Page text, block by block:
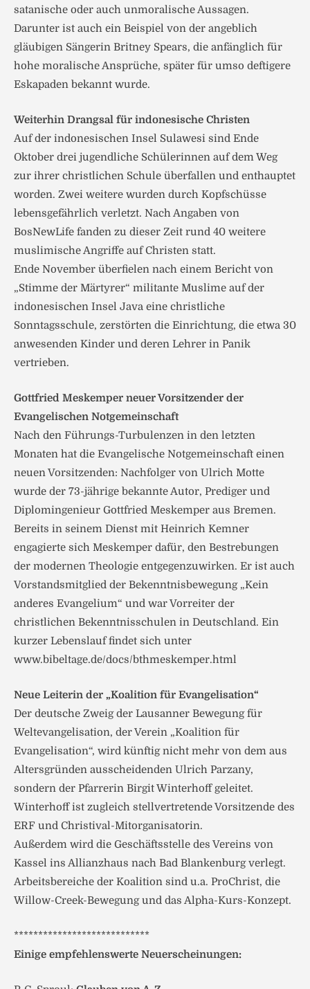
satanische oder auch unmoralische Aussagen.
Darunter ist auch ein Beispiel von der angeblich
gläubigen Sängerin Britney Spears, die anfänglich für
hohe moralische Ansprüche, später für umso deftigere
Eskapaden bekannt wurde.
Weiterhin Drangsal für indonesische Christen
Auf der indonesischen Insel Sulawesi sind Ende
Oktober drei jugendliche Schülerinnen auf dem Weg
zur ihrer christlichen Schule überfallen und enthauptet
worden. Zwei weitere wurden durch Kopfschüsse
lebensgefährlich verletzt. Nach Angaben von
BosNewLife fanden zu dieser Zeit rund 40 weitere
muslimische Angriffe auf Christen statt.
Ende November überfielen nach einem Bericht von
„Stimme der Märtyrer“ militante Muslime auf der
indonesischen Insel Java eine christliche
Sonntagsschule, zerstörten die Einrichtung, die etwa 30
anwesenden Kinder und deren Lehrer in Panik
vertrieben.
Gottfried Meskemper neuer Vorsitzender der
Evangelischen Notgemeinschaft
Nach den Führungs-Turbulenzen in den letzten
Monaten hat die Evangelische Notgemeinschaft einen
neuen Vorsitzenden: Nachfolger von Ulrich Motte
wurde der 73-jährige bekannte Autor, Prediger und
Diplomingenieur Gottfried Meskemper aus Bremen.
Bereits in seinem Dienst mit Heinrich Kemner
engagierte sich Meskemper dafür, den Bestrebungen
der modernen Theologie entgegenzuwirken. Er ist auch
Vorstandsmitglied der Bekenntnisbewegung „Kein
anderes Evangelium“ und war Vorreiter der
christlichen Bekenntnisschulen in Deutschland. Ein
kurzer Lebenslauf findet sich unter
www.bibeltage.de/docs/bthmeskemper.html
Neue Leiterin der „Koalition für Evangelisation“
Der deutsche Zweig der Lausanner Bewegung für
Weltevangelisation, der Verein „Koalition für
Evangelisation“, wird künftig nicht mehr von dem aus
Altersgründen ausscheidenden Ulrich Parzany,
sondern der Pfarrerin Birgit Winterhoff geleitet.
Winterhoff ist zugleich stellvertretende Vorsitzende des
ERF und Christival-Mitorganisatorin.
Außerdem wird die Geschäftsstelle des Vereins von
Kassel ins Allianzhaus nach Bad Blankenburg verlegt.
Arbeitsbereiche der Koalition sind u.a. ProChrist, die
Willow-Creek-Bewegung und das Alpha-Kurs-Konzept.
****************************
Einige empfehlenswerte Neuerscheinungen: